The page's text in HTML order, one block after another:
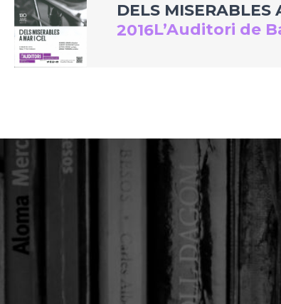
DELS MISERABLES
2016L’Auditori de